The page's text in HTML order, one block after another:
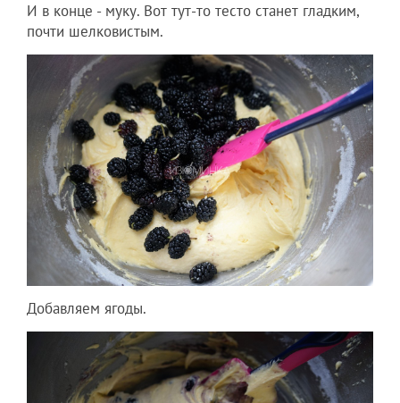
И в конце - муку. Вот тут-то тесто станет гладким,
почти шелковистым.
Добавляем ягоды.